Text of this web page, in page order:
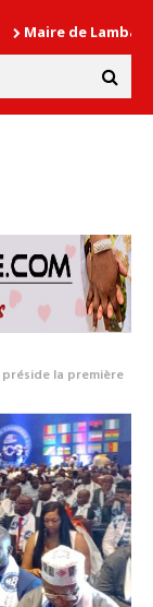
Lambanyi : Baba
la première